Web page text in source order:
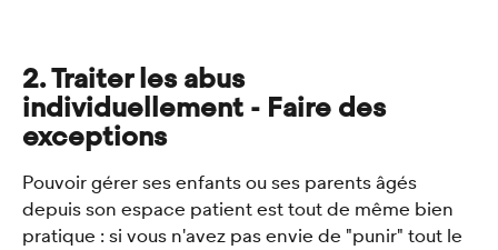
2. Traiter les abus
individuellement - Faire des
exceptions
Pouvoir gérer ses enfants ou ses parents âgés
depuis son espace patient est tout de même bien
pratique : si vous n'avez pas envie de "punir" tout le